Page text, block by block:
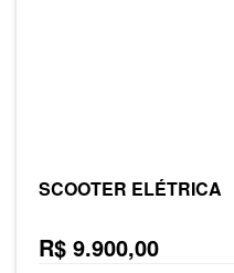
SCOOTER ELÉTRICA
R$ 9.900,00